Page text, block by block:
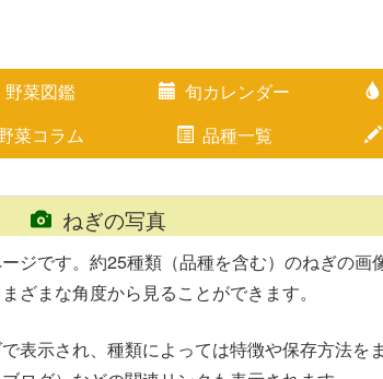
野菜図鑑 旬カレンダー
菜コラム 品種一覧
ねぎの写真
ジです。約25種類（品種を含む）のねぎの画
ざまな角度から見ることができます。
表示され、種類によっては特徴や保存方法を